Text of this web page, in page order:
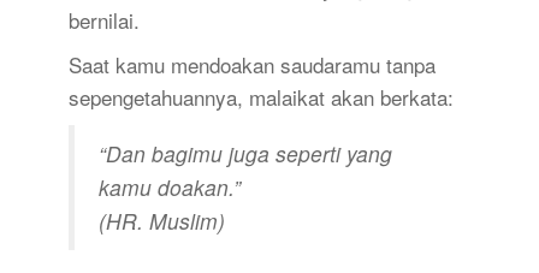
bernilai.
Saat kamu mendoakan saudaramu tanpa
sepengetahuannya, malaikat akan berkata:
“Dan bagimu juga seperti yang
kamu doakan.”
(HR. Muslim)